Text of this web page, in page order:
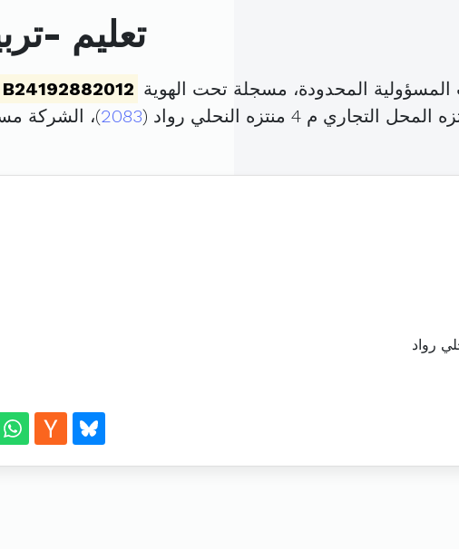
تعليم -
المحدودة، مسجلة تحت الهوية B24192882012
م 4 منتزه النحلي رواد ( 2083)، الشركة